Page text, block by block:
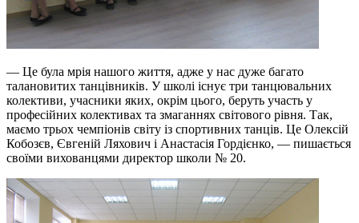
— Це була мрія нашого життя, адже у нас дуже багато
талановитих танцівників. У школі існує три танцювальних
колективи, учасники яких, окрім цього, беруть участь у
професійних колективах та змаганнях світового рівня. Так,
маємо трьох чемпіонів світу із спортивних танців. Це Олексій
Кобозєв, Євгеній Ляхович і Анастасія Гордієнко, — пишається
своїми вихованцями директор школи № 20.